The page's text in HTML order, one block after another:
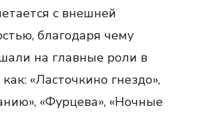
с внешней
благодаря чему
на главные роли в
«Ласточкино гнездо»,
«Фурцева», «Ночные